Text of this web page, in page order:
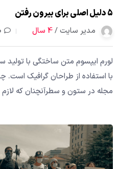
5 دلیل اصلی برای بیرون رفتن
مدیر سایت /4 سال
لورم ایپسوم متن ساختگی با
با استفاده از طراحان گرافیک است.
مجله در ستون و سطرآنچنان که